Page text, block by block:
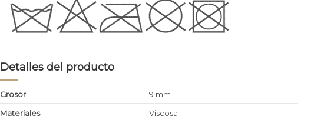
Detalles del producto
Grosor
9 mm
Materiales
Viscosa